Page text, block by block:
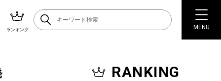
ランキング MENU
RANKING